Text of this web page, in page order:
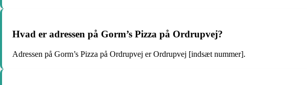
Hvad er adressen på Gorm’s Pizza på Ordrupvej?
Adressen på Gorm’s Pizza på Ordrupvej er Ordrupvej [indsæt nummer].